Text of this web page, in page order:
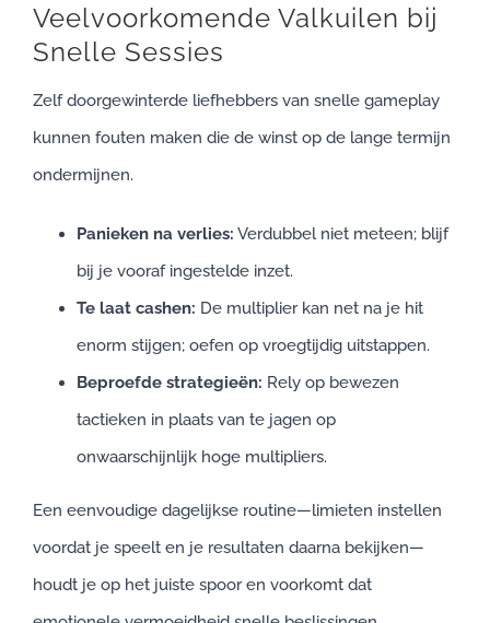
Veelvoorkomende Valkuilen bij
Snelle Sessies
Zelf doorgewinterde liefhebbers van snelle gameplay
kunnen fouten maken die de winst op de lange termijn
ondermijnen.
Panieken na verlies: Verdubbel niet meteen; blijf
bij je vooraf ingestelde inzet.
Te laat cashen: De multiplier kan net na je hit
enorm stijgen; oefen op vroegtijdig uitstappen.
Beproefde strategieën: Rely op bewezen
tactieken in plaats van te jagen op
onwaarschijnlijk hoge multipliers.
Een eenvoudige dagelijkse routine—limieten instellen
voordat je speelt en je resultaten daarna bekijken—
houdt je op het juiste spoor en voorkomt dat